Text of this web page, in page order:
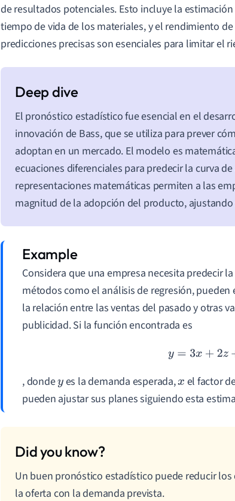
de resultados potenciales. Esto incluye la
tiempo de vida de los materiales, y el rendimiento de
predicciones precisas son esenciales para limitar el
El pronóstico estadístico fue esencial en el
innovación de Bass, que se utiliza para prever
adoptan en un mercado. El modelo es
ecuaciones diferenciales para predecir la curva
representaciones matemáticas permiten a las
magnitud de la adopción del producto,
Considera que una empresa necesita predecir
métodos como el análisis de regresión,
la relación entre las ventas del pasado y otras
publicidad. Si la función encontrada es
y=3x+2 z+
, dondeyes la demanda esperada,x el factor
pueden ajustar sus planes siguiendo esta
Un buen pronóstico estadístico puede reducir
la oferta con la demanda prevista.